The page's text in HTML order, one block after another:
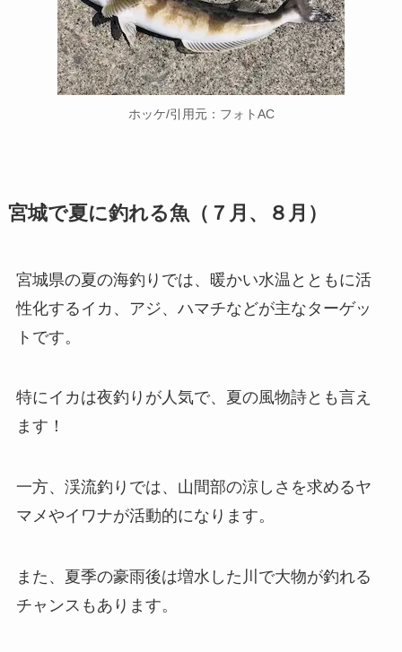
ホッケ/引用元：フォトAC
宮城で夏に釣れる魚（７月、８月）
宮城県の夏の海釣りでは、暖かい水温とともに活
性化するイカ、アジ、ハマチなどが主なターゲッ
トです。
特にイカは夜釣りが人気で、夏の風物詩とも言え
ます！
一方、渓流釣りでは、山間部の涼しさを求めるヤ
マメやイワナが活動的になります。
また、夏季の豪雨後は増水した川で大物が釣れる
チャンスもあります。